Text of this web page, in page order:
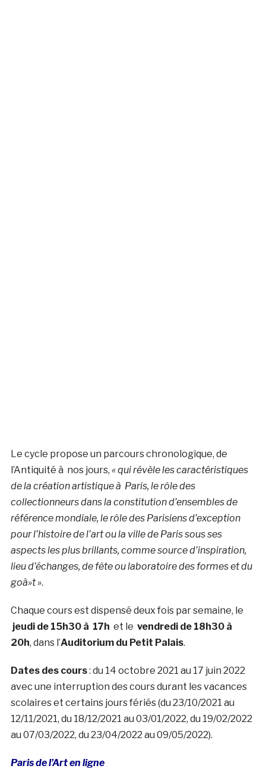
Le cycle propose un parcours chronologique, de
l’Antiquité à nos jours, « qui révèle les caractéristiques
de la création artistique à Paris, le rôle des
collectionneurs dans la constitution d’ensembles de
référence mondiale, le rôle des Parisiens d’exception
pour l’histoire de l’art ou la ville de Paris sous ses
aspects les plus brillants, comme source d’inspiration,
lieu d’échanges, de fête ou laboratoire des formes et du
goà»t ».
Chaque cours est dispensé deux fois par semaine, le
jeudi de 15h30 à 17h et le vendredi de 18h30 à
20h, dans l’Auditorium du Petit Palais.
Dates des cours: du 14 octobre 2021 au 17 juin 2022
avec une interruption des cours durant les vacances
scolaires et certains jours fériés (du 23/10/2021 au
12/11/2021, du 18/12/2021 au 03/01/2022, du 19/02/2022
au 07/03/2022, du 23/04/2022 au 09/05/2022).
Paris de l’Art en ligne